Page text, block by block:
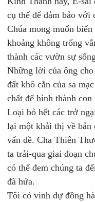
cụ thể để đảm bảo với
Chúa mong muốn
khoảng không trống
thành các vườn sự
Những lời của ông
đất khô cằn của sa
chất để hình thành
Loại bỏ hết các trở
lại một khải thị về bản
vấn đề. Cha Thiên
ta trải-qua giai đoạn
có thể đem chúng ta
đã hứa.
Tôi có vinh dự đồng